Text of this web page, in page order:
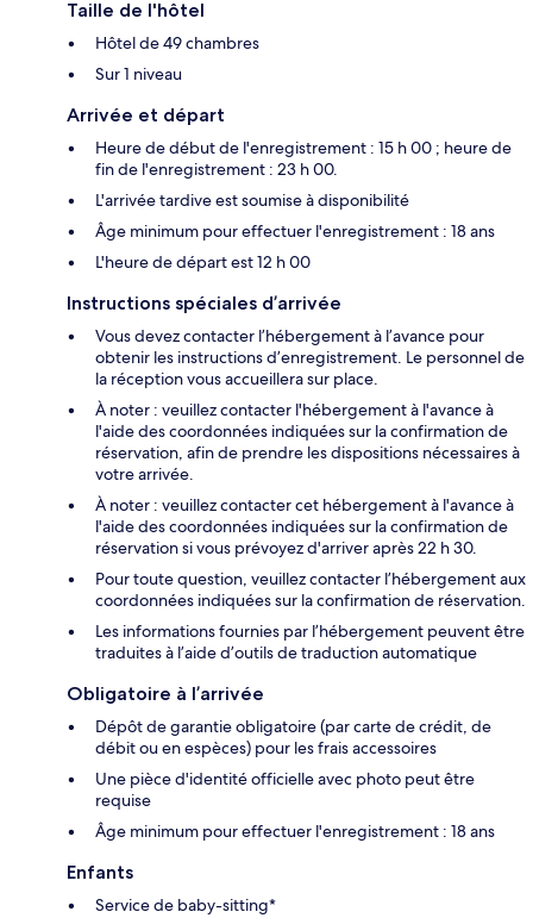
Taille de l'hôtel
Hôtel de 49 chambres
Sur 1 niveau
Arrivée et départ
Heure de début de l'enregistrement : 15 h 00 ; heure de
fin de l'enregistrement : 23 h 00.
L'arrivée tardive est soumise à disponibilité
Âge minimum pour effectuer l'enregistrement : 18 ans
L'heure de départ est 12 h 00
Instructions spéciales d’arrivée
Vous devez contacter l’hébergement à l’avance pour
obtenir les instructions d’enregistrement. Le personnel de
la réception vous accueillera sur place.
À noter : veuillez contacter l'hébergement à l'avance à
l'aide des coordonnées indiquées sur la confirmation de
réservation, afin de prendre les dispositions nécessaires à
votre arrivée.
À noter : veuillez contacter cet hébergement à l'avance à
l'aide des coordonnées indiquées sur la confirmation de
réservation si vous prévoyez d'arriver après 22 h 30.
Pour toute question, veuillez contacter l’hébergement aux
coordonnées indiquées sur la confirmation de réservation.
Les informations fournies par l’hébergement peuvent être
traduites à l’aide d’outils de traduction automatique
Obligatoire à l’arrivée
Dépôt de garantie obligatoire (par carte de crédit, de
débit ou en espèces) pour les frais accessoires
Une pièce d'identité officielle avec photo peut être
requise
Âge minimum pour effectuer l'enregistrement : 18 ans
Enfants
Service de baby-sitting*